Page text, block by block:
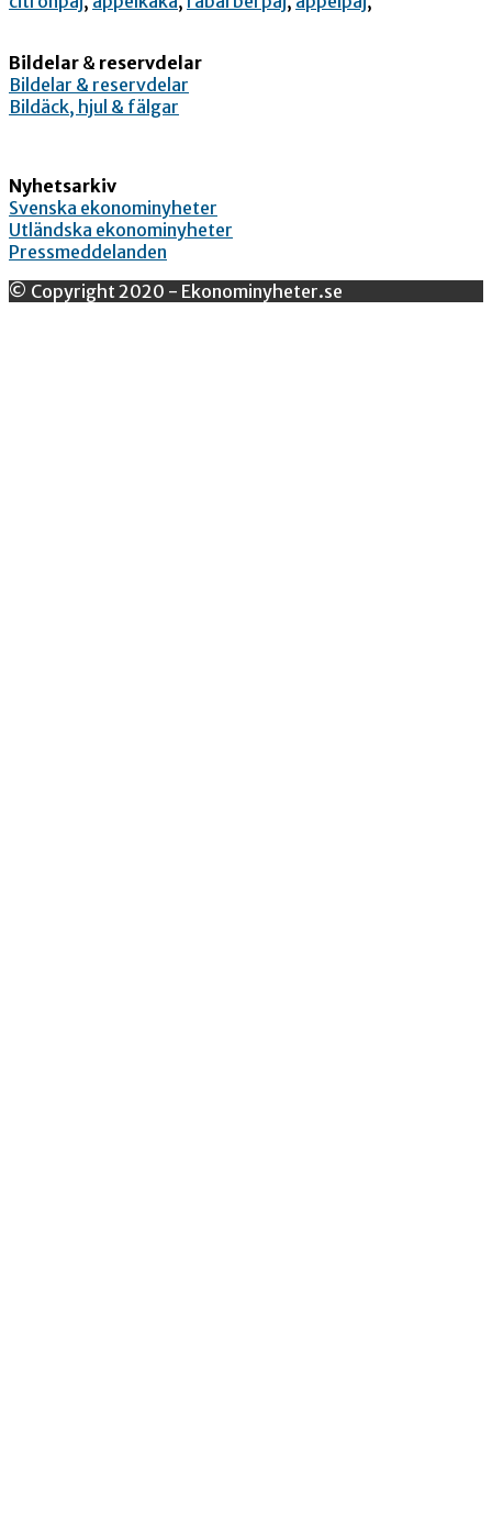
Bildelar & reservdelar
Bildelar & reservdelar
Bildäck, hjul & fälgar
Nyhetsarkiv
Svenska ekonominyheter
Utländska ekonominyheter
Pressmeddelanden
© Copyright 2020 - Ekonominyheter.se